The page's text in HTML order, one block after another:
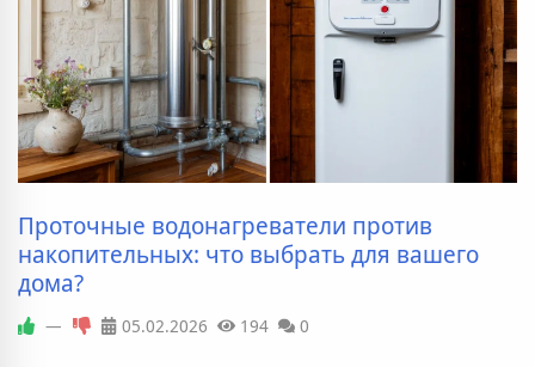
Проточные водонагреватели против
накопительных: что выбрать для вашего
дома?
— 05.02.2026 194 0